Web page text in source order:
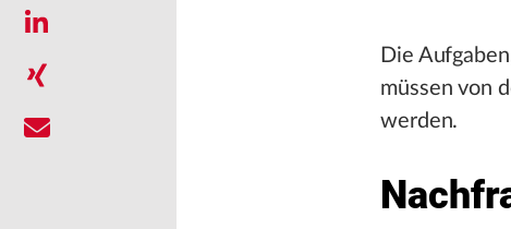
Die
müssen von
werden.